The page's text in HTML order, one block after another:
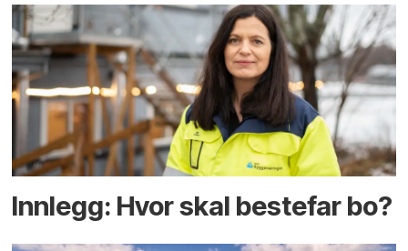
Innlegg: Hvor skal bestefar bo?